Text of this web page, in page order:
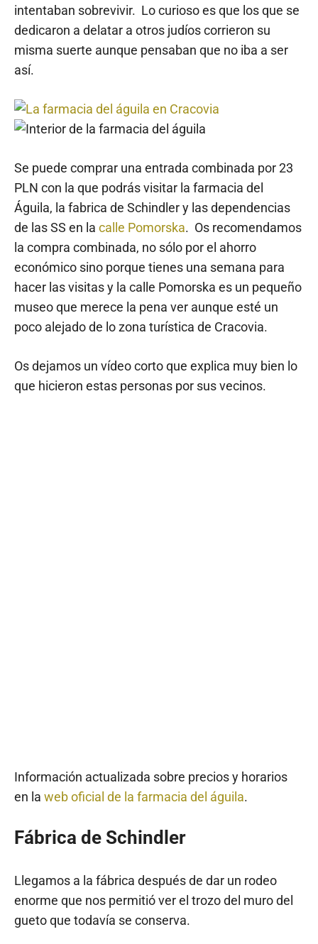
intentaban sobrevivir. Lo curioso es que los que se
dedicaron a delatar a otros judíos corrieron su
misma suerte aunque pensaban que no iba a ser
así.
Se puede comprar una entrada combinada por 23
PLN con la que podrás visitar la farmacia del
Águila, la fabrica de Schindler y las dependencias
de las SS en la calle Pomorska. Os recomendamos
la compra combinada, no sólo por el ahorro
económico sino porque tienes una semana para
hacer las visitas y la calle Pomorska es un pequeño
museo que merece la pena ver aunque esté un
poco alejado de lo zona turística de Cracovia.
Os dejamos un vídeo corto que explica muy bien lo
que hicieron estas personas por sus vecinos.
Información actualizada sobre precios y horarios
en la web oficial de la farmacia del águila.
Fábrica de Schindler
Llegamos a la fábrica después de dar un rodeo
enorme que nos permitió ver el trozo del muro del
gueto que todavía se conserva.